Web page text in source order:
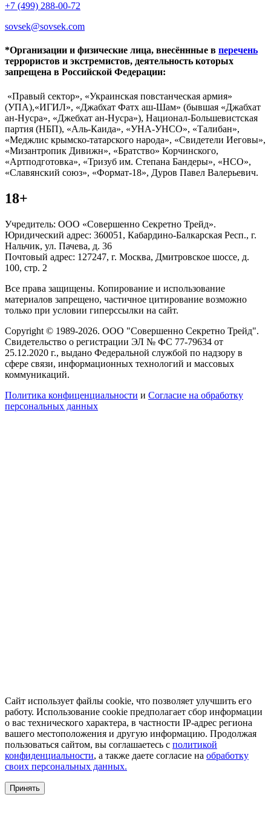
+7 (499) 288-00-72
sovsek@sovsek.com
*Организации и физические лица, внесённные в перечень
террористов и экстремистов, деятельность которых
запрещена в Российской Федерации:
«Правый сектор», «Украинская повстанческая армия»
(УПА),«ИГИЛ», «Джабхат Фатх аш-Шам» (бывшая «Джабхат
ан-Нусра», «Джебхат ан-Нусра»), Национал-Большевистская
партия (НБП), «Аль-Каида», «УНА-УНСО», «Талибан»,
«Меджлис крымско-татарского народа», «Свидетели Иеговы»,
«Мизантропик Дивижн», «Братство» Корчинского,
«Артподготовка», «Тризуб им. Степана Бандеры», «НСО»,
«Славянский союз», «Формат-18», Дуров Павел Валерьевич.
18+
Учредитель: ООО «Совершенно Секретно Трейд».
Юридический адрес: 360051, Кабардино-Балкарская Респ., г.
Нальчик, ул. Пачева, д. 36
Почтовый адрес: 127247, г. Москва, Дмитровское шоссе, д.
100, стр. 2
Все права защищены. Копирование и использование
материалов запрещено, частичное цитирование возможно
только при условии гиперссылки на сайт.
Copyright © 1989-2026. ООО "Совершенно Секретно Трейд".
Свидетельство о регистрации ЭЛ № ФС 77-79634 от
25.12.2020 г., выдано Федеральной службой по надзору в
сфере связи, информационных технологий и массовых
коммуникаций.
Политика конфиценциальности и Согласие на обработку
персональных данных
Сайт использует файлы cookie, что позволяет улучшить его
работу. Использование cookie предполагает сбор информации
о вас технического характера, в частности IP-адрес региона
вашего местоположения и другую информацию. Продолжая
пользоваться сайтом, вы соглашаетесь с политикой
конфиденциальности, а также даете согласие на обработку
своих персональных данных.
Принять